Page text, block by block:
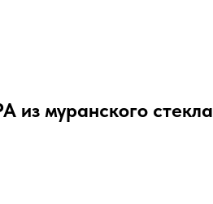
из муранского стекла